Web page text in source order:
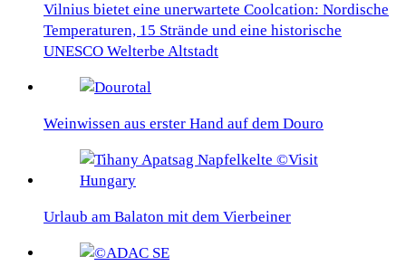
Vilnius bietet eine unerwartete Coolcation: Nordische
Temperaturen, 15 Strände und eine historische
UNESCO Welterbe Altstadt
Weinwissen aus erster Hand auf dem Douro
Urlaub am Balaton mit dem Vierbeiner